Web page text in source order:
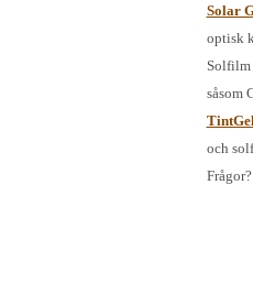
Solar
optisk
såsom
och